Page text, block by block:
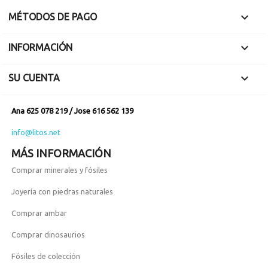
MÉTODOS DE PAGO 
INFORMACIÓN 
SU CUENTA 
Ana 625 078 219 / Jose 616 562 139
info@litos.net
MÁS INFORMACIÓN
Comprar minerales y fósiles
Joyería con piedras naturales
Comprar ambar
Comprar dinosaurios
Fósiles de colección